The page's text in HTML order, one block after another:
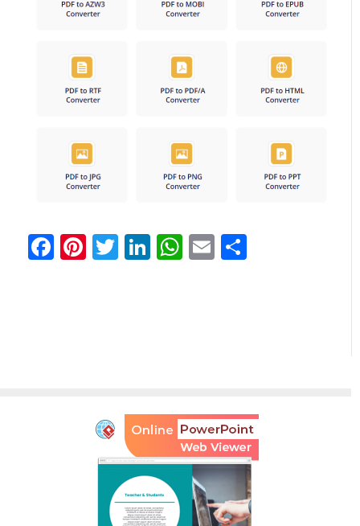
Facebook
Pinterest
Twitter
LinkedIn
WhatsApp
Email